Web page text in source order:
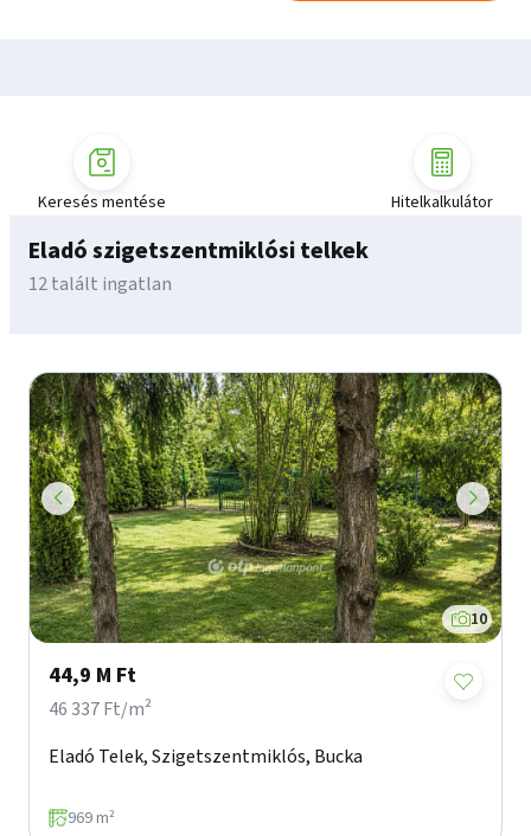
Eladó szigetszentmiklósi telkek
12 talált ingatlan
10
44,9 M Ft
46 337 Ft/m²
Eladó Telek, Szigetszentmiklós, Bucka
969 m²
Keresés mentése Hitelkalkulátor